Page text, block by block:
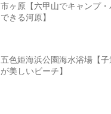
市ヶ原【六甲山でキャンプ
できる河原】
五色姫海浜公園海水浴場【
が美しいビーチ】